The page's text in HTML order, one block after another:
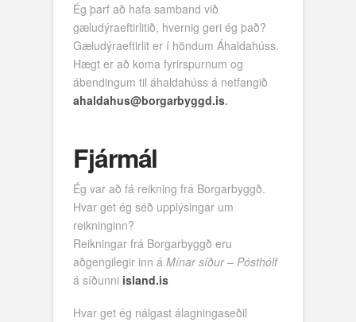
Ég þarf að hafa samband við
gæludýraeftirlitið, hvernig geri ég það?
Gæludýraeftirlit er í höndum Áhaldahúss.
Hægt er að koma fyrirspurnum og
ábendingum til áhaldahúss á netfangið
ahaldahus@borgarbyggd.is.
Fjármál
Ég var að fá reikning frá Borgarbyggð.
Hvar get ég séð upplýsingar um
reikninginn?
Reikningar frá Borgarbyggð eru
aðgengilegir inn áMínar síður – Pósthólf
á síðunni island.is
Hvar get ég nálgast álagningaseðil